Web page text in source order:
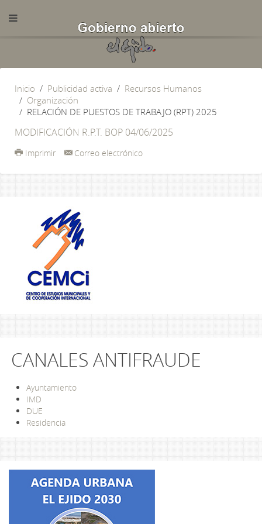
Inicio Publicidad activa
Recursos Humanos
Organización
RELACIÓN DE PUESTOS DE TRABAJO (RPT) 2025
MODIFICACIÓN R.P.T. BOP 04/06/2025
Imprimir Correo electrónico
CANALES ANTIFRAUDE
Ayuntamiento
IMD
DUE
Residencia